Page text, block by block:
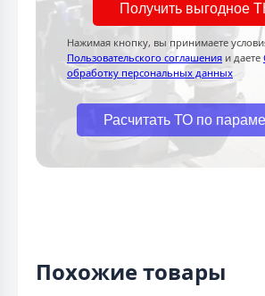
Получить выгодное
Нажимая кнопку, вы принимаете
Пользовательского соглашения и даете
обработку персональных данных
Расчитать ТО по
Похожие товары